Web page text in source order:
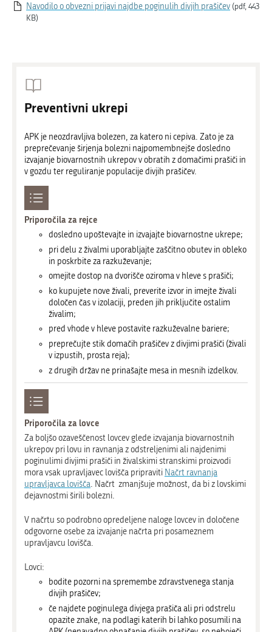
Navodilo o obvezni prijavi najdbe poginulih divjih prašičev (pdf, 443
KB)
Preventivni ukrepi
APK je neozdravljiva bolezen, za katero ni cepiva. Zato je za
preprečevanje širjenja bolezni najpomembnejše dosledno
izvajanje biovarnostnih ukrepov v obratih z domačimi prašiči in
v gozdu ter reguliranje populacije divjih prašičev.
Priporočila za rejce
dosledno upoštevajte in izvajajte biovarnostne ukrepe;
pri delu z živalmi uporabljajte zaščitno obutev in obleko
in poskrbite za razkuževanje;
omejite dostop na dvorišče oziroma v hleve s prašiči;
ko kupujete nove živali, preverite izvor in imejte živali
določen čas v izolaciji, preden jih priključite ostalim
živalim;
pred vhode v hleve postavite razkuževalne bariere;
preprečujte stik domačih prašičev z divjimi prašiči (živali
v izpustih, prosta reja);
z drugih držav ne prinašajte mesa in mesnih izdelkov.
Priporočila za lovce
Za boljšo ozaveščenost lovcev glede izvajanja biovarnostnih
ukrepov pri lovu in ravnanja z odstreljenimi ali najdenimi
poginulimi divjimi prašiči in živalskimi stranskimi proizvodi
mora vsak upravljavec lovišča pripraviti Načrt ravnanja
upravljavca lovišča. Načrt zmanjšuje možnost, da bi z lovskimi
dejavnostmi širili bolezni.
V načrtu so podrobno opredeljene naloge lovcev in določene
odgovorne osebe za izvajanje načrta pri posameznem
upravljavcu lovišča.
Lovci:
bodite pozorni na spremembe zdravstvenega stanja
divjih prašičev;
če najdete poginulega divjega prašiča ali pri odstrelu
opazite znake, na podlagi katerih bi lahko posumili na